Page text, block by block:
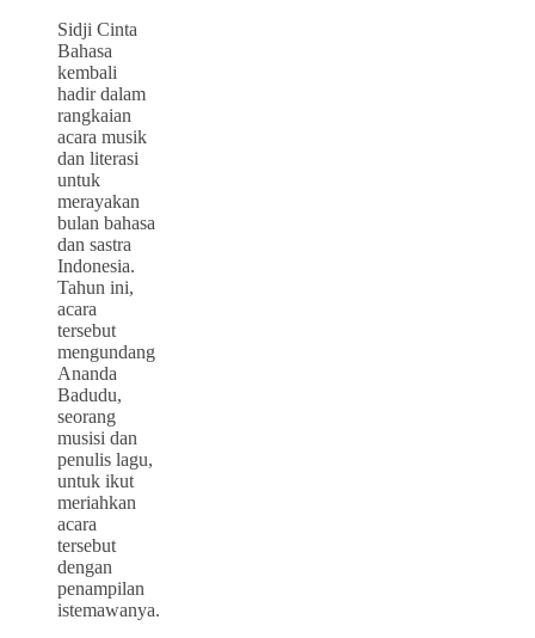
Sidji Cinta
Bahasa
kembali
hadir dalam
rangkaian
acara musik
dan literasi
untuk
merayakan
bulan bahasa
dan sastra
Indonesia.
Tahun ini,
acara
tersebut
mengundang
Ananda
Badudu,
seorang
musisi dan
penulis lagu,
untuk ikut
meriahkan
acara
tersebut
dengan
penampilan
istemawanya.